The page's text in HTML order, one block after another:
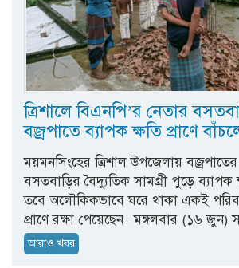
ত্রিশালে বিএনপি’র নেতার
বজ্রপাতে ব্যাপক ক্ষতি প্রাণে
ময়মনসিংহের ত্রিশাল উপজেলায়
বসতবাড়ির বৈদ্যুতিক সামগ্রী পুড়ে ব্যাপক
তবে অলৌকিকভাবে ঘরে থাকা একই
প্রাণে রক্ষা পেয়েছেন। মঙ্গলবার (১৬ জুন)
আরাও খবর